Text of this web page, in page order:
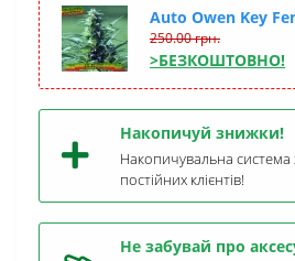
Auto Owen Key
250.00 грн.
>БЕЗКОШТОВНО!
Накопичуй знижки!
Накопичувальна система
постійних клієнтів!
Не забувай про